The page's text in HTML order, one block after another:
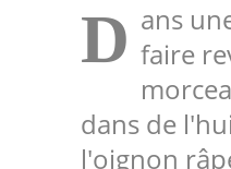
D ans
faire
dans de
l'oignon